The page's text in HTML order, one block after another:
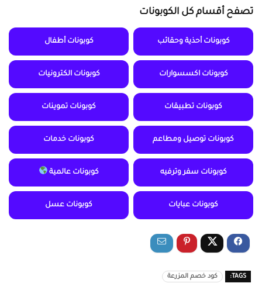
تصفح أقسام كل الكوبونات
كوبونات أحذية وحقائب كوبونات أطفال
كوبونات اكسسوارات كوبونات الكترونيات
كوبونات تطبيقات كوبونات تموينات
كوبونات توصيل ومطاعم كوبونات خدمات
كوبونات سفر وترفيه كوبونات عالمية
كوبونات عبايات كوبونات عسل
TAGS: كود خصم المزرعة